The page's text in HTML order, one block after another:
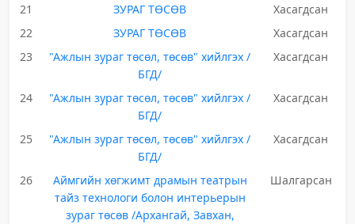
21 ЗУРАГ ТӨСӨВ
Хасагдсан
22
ЗУРАГ ТӨСӨВ
Хасагдсан
23
"Ажлын зураг төсөл, төсөв" хийлгэх /
БГД/
Хасагдсан
24
"Ажлын зураг төсөл, төсөв" хийлгэх /
БГД/
Хасагдсан
25
"Ажлын зураг төсөл, төсөв" хийлгэх /
БГД/
Хасагдсан
26
Аймгийн хөгжимт драмын театрын
тайз технологи болон интерьерын
зураг төсөв /Архангай, Завхан,
Шалгарсан